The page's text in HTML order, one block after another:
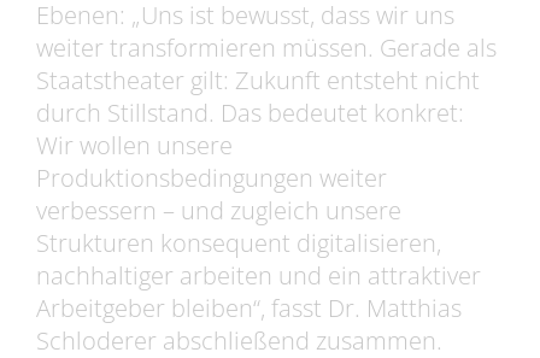
Ebenen: „Uns ist bewusst, dass wir uns
weiter transformieren müssen. Gerade als
Staatstheater gilt: Zukunft entsteht nicht
durch Stillstand. Das bedeutet konkret:
Wir wollen unsere
Produktionsbedingungen weiter
verbessern – und zugleich unsere
Strukturen konsequent digitalisieren,
nachhaltiger arbeiten und ein attraktiver
Arbeitgeber bleiben“, fasst Dr. Matthias
Schloderer abschließend zusammen.